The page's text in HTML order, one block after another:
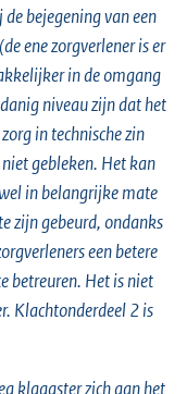
bejegening van een
ene zorgverlener is er
in de omgang
niveau zijn dat het
in technische zin
gebleken. Het kan
in belangrijke mate
zijn gebeurd, ondanks
een betere
betreuren. Het is niet
Klachtonderdeel 2 is
klaagster zich aan het